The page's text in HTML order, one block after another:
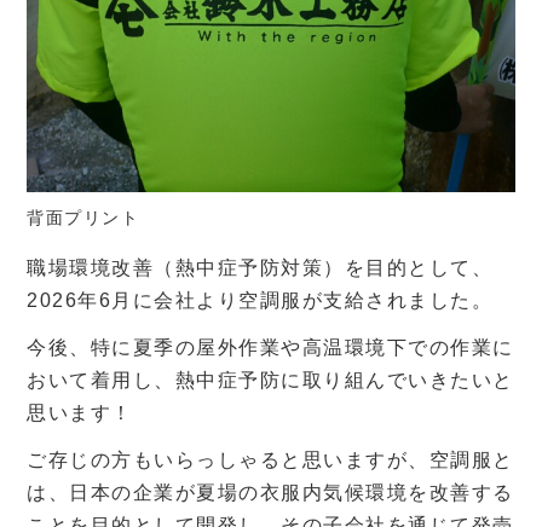
背面プリント
職場環境改善（熱中症予防対策）を目的として、
2026年6月に会社より空調服が支給されました。
今後、特に夏季の屋外作業や高温環境下での作業に
おいて着用し、熱中症予防に取り組んでいきたいと
思います！
ご存じの方もいらっしゃると思いますが、空調服と
は、日本の企業が夏場の衣服内気候環境を改善する